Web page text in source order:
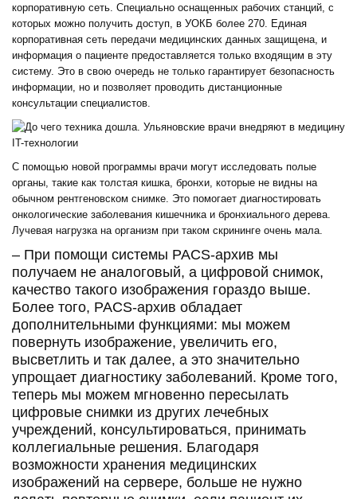
корпоративную сеть. Специально оснащенных рабочих станций, с
которых можно получить доступ, в УОКБ более 270. Единая
корпоративная сеть передачи медицинских данных защищена, и
информация о пациенте предоставляется только входящим в эту
систему. Это в свою очередь не только гарантирует безопасность
информации, но и позволяет проводить дистанционные
консультации специалистов.
С помощью новой программы врачи могут исследовать полые
органы, такие как толстая кишка, бронхи, которые не видны на
обычном рентгеновском снимке. Это помогает диагностировать
онкологические заболевания кишечника и бронхиального дерева.
Лучевая нагрузка на организм при таком скрининге очень мала.
– При помощи системы PACS-архив мы
получаем не аналоговый, а цифровой снимок,
качество такого изображения гораздо выше.
Более того, PACS-архив обладает
дополнительными функциями: мы можем
повернуть изображение, увеличить его,
высветлить и так далее, а это значительно
упрощает диагностику заболеваний. Кроме того,
теперь мы можем мгновенно пересылать
цифровые снимки из других лечебных
учреждений, консультироваться, принимать
коллегиальные решения. Благодаря
возможности хранения медицинских
изображений на сервере, больше не нужно